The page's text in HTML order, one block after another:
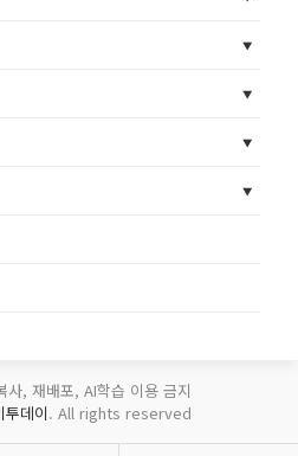
사, 재배포, AI학습 이용 금지
투데이. All rights reserved